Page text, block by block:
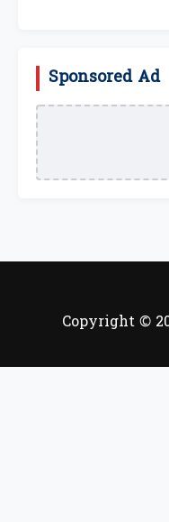
Sponsored Ad
Copyright ©